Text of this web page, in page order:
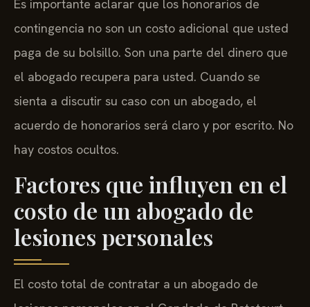
Es importante aclarar que los honorarios de
contingencia no son un costo adicional que usted
paga de su bolsillo. Son una parte del dinero que
el abogado recupera para usted. Cuando se
sienta a discutir su caso con un abogado, el
acuerdo de honorarios será claro y por escrito. No
hay costos ocultos.
Factores que influyen en el
costo de un abogado de
lesiones personales
El costo total de contratar a un abogado de